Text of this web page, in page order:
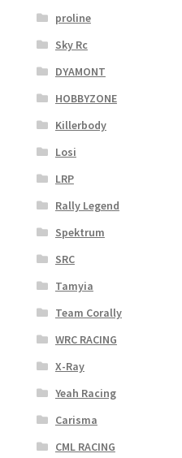
proline
Sky Rc
DYAMONT
HOBBYZONE
Killerbody
Losi
LRP
Rally Legend
Spektrum
SRC
Tamyia
Team Corally
WRC RACING
X-Ray
Yeah Racing
Carisma
CML RACING